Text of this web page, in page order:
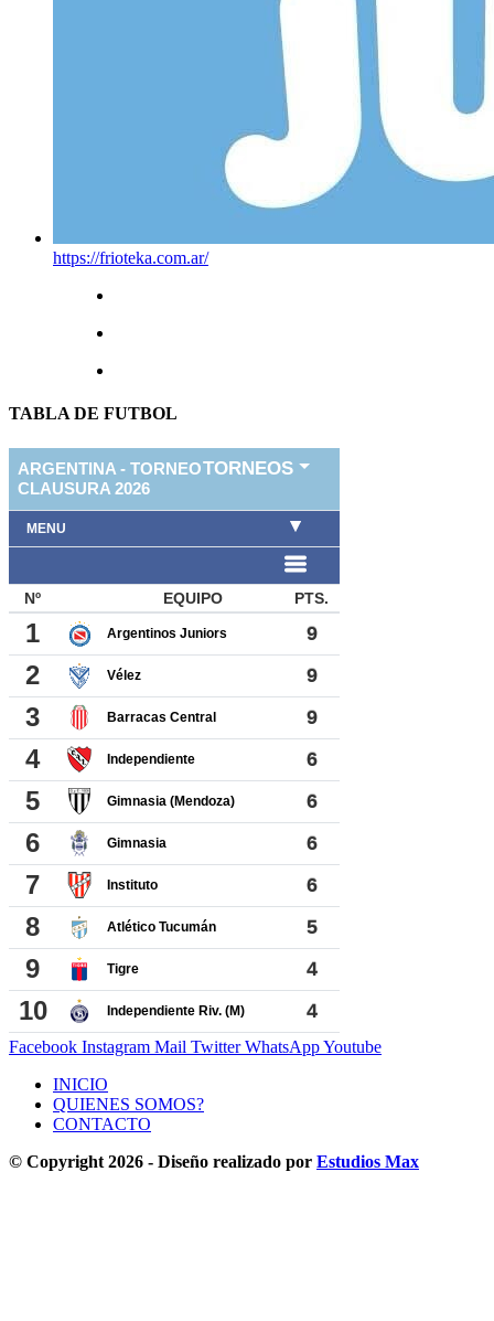
https://frioteka.com.ar/
TABLA DE FUTBOL
Facebook Instagram Mail Twitter WhatsAppYoutube
INICIO
QUIENES SOMOS?
CONTACTO
© Copyright 2026 - Diseño realizado por Estudios Max